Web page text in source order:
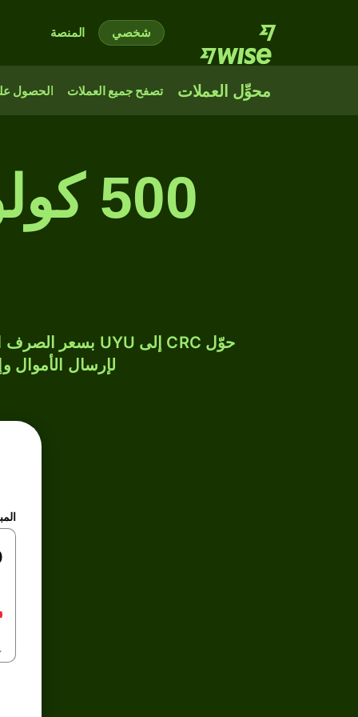
شخصي المنصة
محوِّل العملات تصفح جميع العملات الحصول
لإرسال الأموال